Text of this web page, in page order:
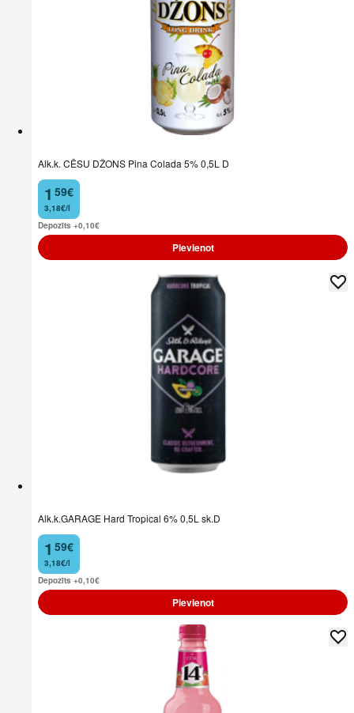
Alk.k. CĒSU DŽONS Pina Colada 5% 0,5L D
1
. 59€
3,18€/l
Depozīts +0,10€
Pievienot
Alk.k.GARAGE Hard Tropical 6% 0,5L sk.D
1
. 59€
3,18€/l
Depozīts +0,10€
Pievienot